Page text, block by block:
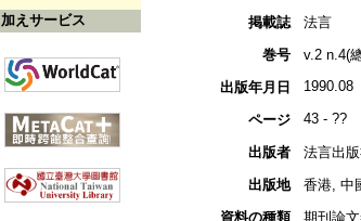
加えサービス
掲載誌
法言
巻号
v.2 n.4(
出版年月日
1990.08
ページ 43 - ??
出版者
法言出
出版地
香港, 中
資料の種類
期刊論